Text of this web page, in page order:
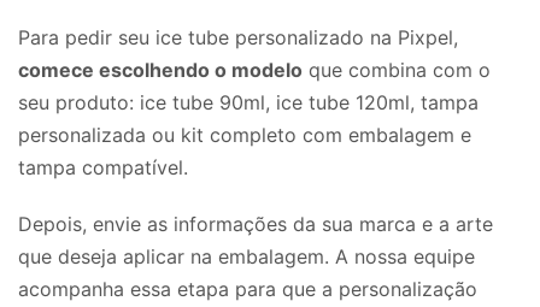
Para pedir seu ice tube personalizado na Pixpel,
comece escolhendo o modelo que combina com o
seu produto: ice tube 90ml, ice tube 120ml, tampa
personalizada ou kit completo com embalagem e
tampa compatível.
Depois, envie as informações da sua marca e a arte
que deseja aplicar na embalagem. A nossa equipe
acompanha essa etapa para que a personalização